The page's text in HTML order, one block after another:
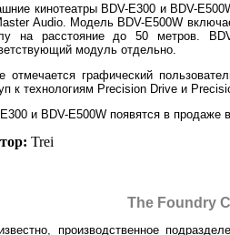
кинотеатры BDV-E300 и BDV-
Audio. Модель BDV-E500W
на расстояние до 50 метров.
модуль отдельно.
отмечается графический
к технологиям Precision Drive и
и BDV-E500W появятся в продаже
Trei
The Foundry
производственное